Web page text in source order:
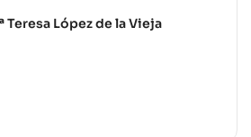
Teresa López de la Vieja